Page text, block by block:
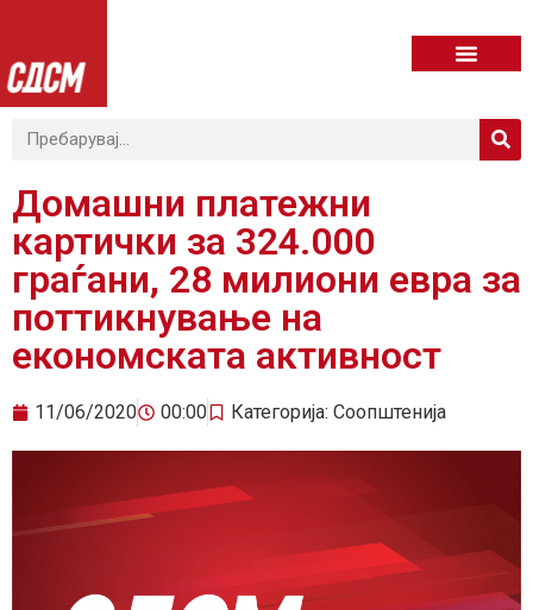
Домашни платежни
картички за 324.000
граѓани, 28 милиони евра за
поттикнување на
економската активност
11/06/2020 00:00 Категорија: Соопштенија